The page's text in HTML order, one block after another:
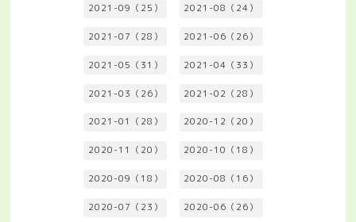
2021-09（25） 2021-08（24）
2021-07（28） 2021-06（26）
2021-05（31） 2021-04（33）
2021-03（26） 2021-02（28）
2021-01（28） 2020-12（20）
2020-11（20） 2020-10（18）
2020-09（18） 2020-08（16）
2020-07（23） 2020-06（26）